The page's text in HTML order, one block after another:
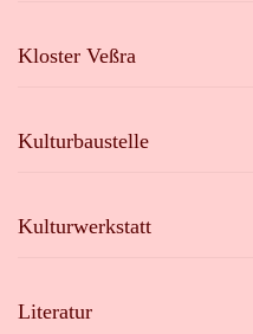
Kloster Veßra
Kulturbaustelle
Kulturwerkstatt
Literatur